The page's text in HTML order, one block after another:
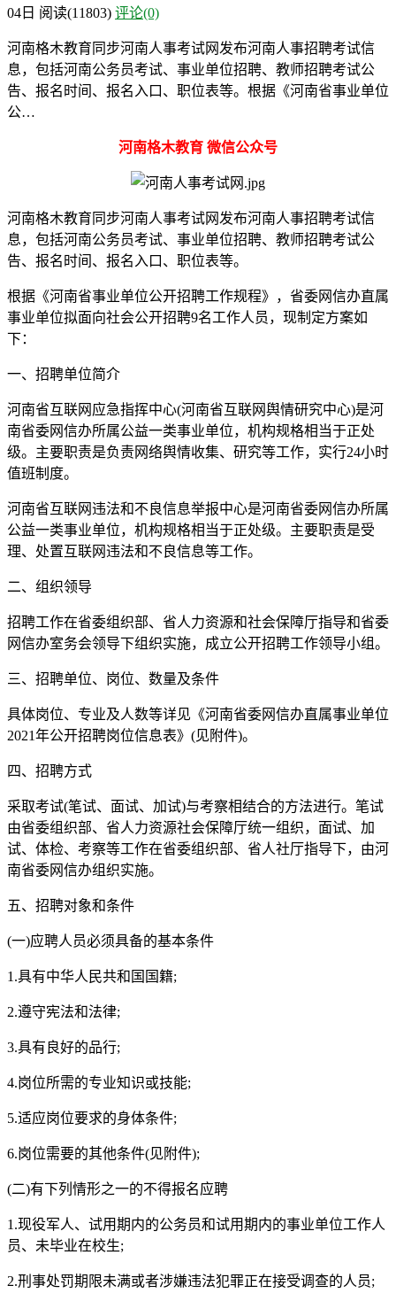
04日 阅读(11803) 评论(0)
河南格木教育同步河南人事考试网发布河南人事招聘考试信
息，包括河南公务员考试、事业单位招聘、教师招聘考试公
告、报名时间、报名入口、职位表等。根据《河南省事业单位
公…
河南格木教育 微信公众号
河南格木教育同步河南人事考试网发布河南人事招聘考试信
息，包括河南公务员考试、事业单位招聘、教师招聘考试公
告、报名时间、报名入口、职位表等。
根据《河南省事业单位公开招聘工作规程》，省委网信办直属
事业单位拟面向社会公开招聘9名工作人员，现制定方案如
下：
一、招聘单位简介
河南省互联网应急指挥中心(河南省互联网舆情研究中心)是河
南省委网信办所属公益一类事业单位，机构规格相当于正处
级。主要职责是负责网络舆情收集、研究等工作，实行24小时
值班制度。
河南省互联网违法和不良信息举报中心是河南省委网信办所属
公益一类事业单位，机构规格相当于正处级。主要职责是受
理、处置互联网违法和不良信息等工作。
二、组织领导
招聘工作在省委组织部、省人力资源和社会保障厅指导和省委
网信办室务会领导下组织实施，成立公开招聘工作领导小组。
三、招聘单位、岗位、数量及条件
具体岗位、专业及人数等详见《河南省委网信办直属事业单位
2021年公开招聘岗位信息表》(见附件)。
四、招聘方式
采取考试(笔试、面试、加试)与考察相结合的方法进行。笔试
由省委组织部、省人力资源社会保障厅统一组织，面试、加
试、体检、考察等工作在省委组织部、省人社厅指导下，由河
南省委网信办组织实施。
五、招聘对象和条件
(一)应聘人员必须具备的基本条件
1.具有中华人民共和国国籍;
2.遵守宪法和法律;
3.具有良好的品行;
4.岗位所需的专业知识或技能;
5.适应岗位要求的身体条件;
6.岗位需要的其他条件(见附件);
(二)有下列情形之一的不得报名应聘
1.现役军人、试用期内的公务员和试用期内的事业单位工作人
员、未毕业在校生;
2.刑事处罚期限未满或者涉嫌违法犯罪正在接受调查的人员;